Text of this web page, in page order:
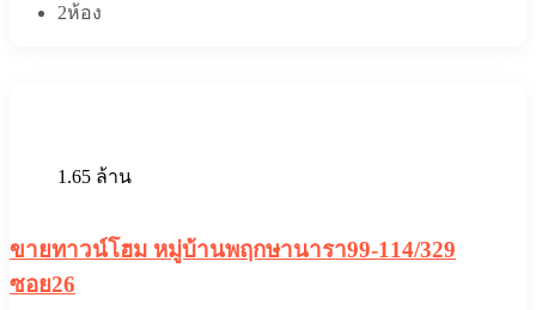
2ห้อง
1.65 ล้าน
ขายทาวน์โฮม หมู่บ้านพฤกษานารา99-114/329
ซอย26